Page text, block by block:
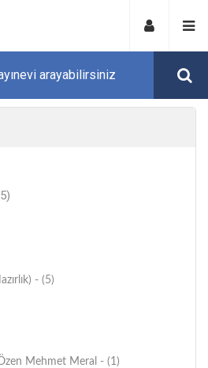
- (5)
Mehmet Meral - (1)